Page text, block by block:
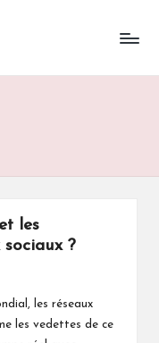
les
?
les réseaux
les vedettes de ce